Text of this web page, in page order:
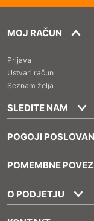
MOJ RAČUN
Prijava
Ustvari račun
Seznam želja
SLEDITE NAM
POGOJI
POMEMBNE
O PODJETJU